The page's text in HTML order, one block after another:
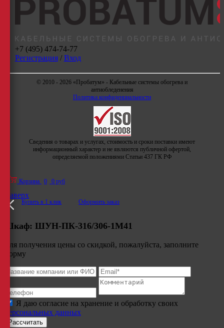
+7 (495) 474-74-77
Регистрация/ Вход
© 2010 - 2026 «Пробатум» - Кабельные системы обогрева и
антиобледенения
Политика конфиденциальности
Сведения о товарах и услугах, стоимость и сроки поставки имеют
информационный характер и не являются публичной офертой,
определяемой положениями Статьи 437 ГК РФ
Корзина 0 0 руб
Купить в 1 клик Оформить заказ
Наверх
Шкаф: ШУН-ПК-316/306-1М41
Для получения цены со скидкой, пожалуйста, заполните
форму
Я даю согласие на хранение и обработку своих
персональных данных
Рассчитать